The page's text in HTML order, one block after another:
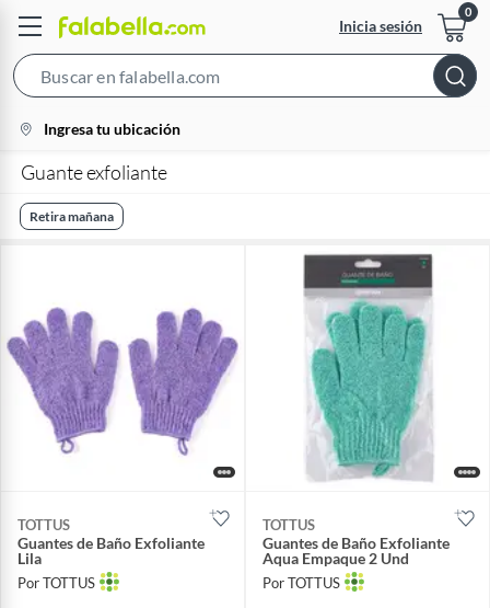
Inicia sesión
Bar
location-
icon
Ingresa tu ubicación
Guante exfoliante
Retira mañana
TOTTUS
Guantes de Baño Exfoliante
Lila
Por TOTTUS
TOTTUS
Guantes de Baño Exfoliante
Aqua Empaque 2 Und
Por TOTTUS